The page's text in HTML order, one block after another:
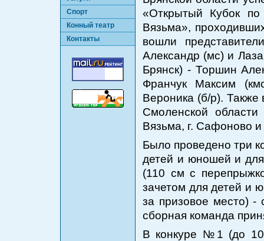
Спорт
Конный театр
Контакты
«Открытый Кубок
Вязьма»,
вошли
Александр (мс) и
Брянск) - Торшин
Франчук Максим
Вероника (б/р). Также
Смоленской области
Вязьма, г. Сафоново и
Было проведено три
детей и юношей и
(110 см с
зачетом для детей и
за призовое место)
сборная команда
В конкуре №1 (до